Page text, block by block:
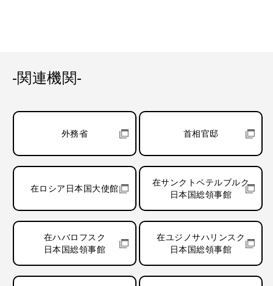
-関連機関-
外務省 首相官邸
在ロシア日本国大使館
在サンクトペテルブルク
日本国総領事館
在ハバロフスク
日本国総領事館
在ユジノサハリンスク
日本国総領事館